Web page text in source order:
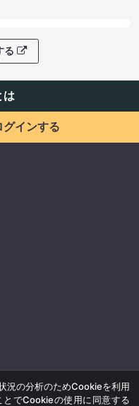
る
は
グインする
況の分析のためCookieを利用
でCookieの使用に同意する